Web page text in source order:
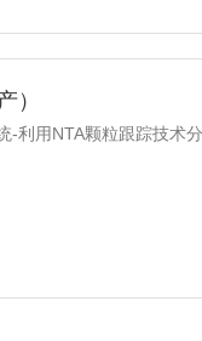
）
利用NTA颗粒跟踪技术